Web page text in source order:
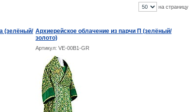
на страницу
(зелёный/ Архиерейское облачение из парчи П (зелёный/
золото)
Артикул: VE-00B1-GR